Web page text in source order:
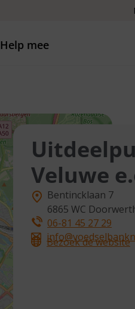
Help mee
Veluwe
Bentincklaan 7
6865 WC
06-81 45 27 29
Bezoek de website